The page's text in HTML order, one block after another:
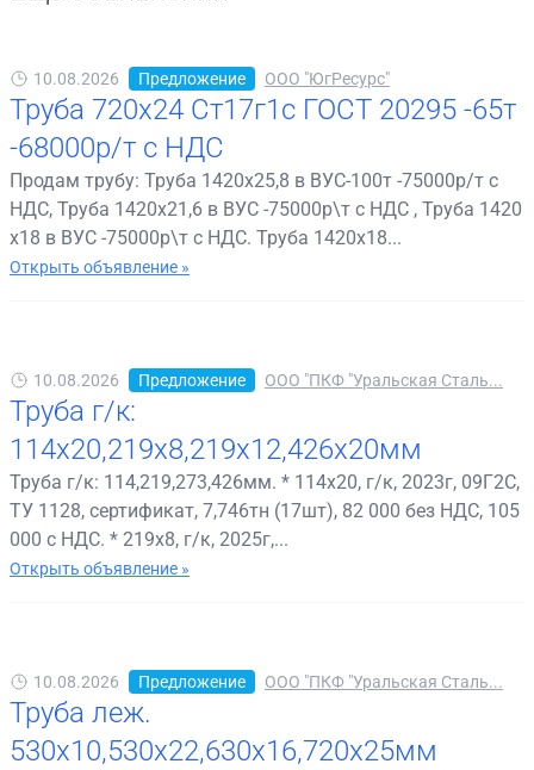
10.08.2026 Предложение ООО "ЮгРесурс"
Труба 720х24 Ст17г1с ГОСТ 20295 -65т
-68000р/т с НДС
Продам трубу: Труба 1420х25,8 в ВУС-100т -75000р/т с
НДС, Труба 1420х21,6 в ВУС -75000р\т с НДС , Труба 1420
х18 в ВУС -75000р\т с НДС. Труба 1420х18...
Открыть объявление »
10.08.2026 Предложение ООО "ПКФ "Уральская Сталь...
Труба г/к:
114х20,219х8,219х12,426х20мм
Труба г/к: 114,219,273,426мм. * 114х20, г/к, 2023г, 09Г2С,
ТУ 1128, сертификат, 7,746тн (17шт), 82 000 без НДС, 105
000 с НДС. * 219х8, г/к, 2025г,...
Открыть объявление »
10.08.2026 Предложение ООО "ПКФ "Уральская Сталь...
Труба леж.
530х10,530х22,630х16,720х25мм